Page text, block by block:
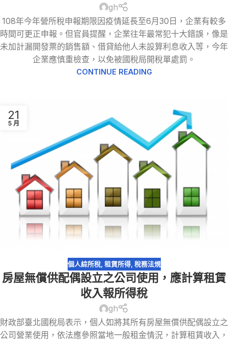
gh
108年今年營所稅申報期限因疫情延長至6月30日，企業有較多
時間可更正申報。但官員提醒，企業往年最常犯十大錯誤，像是
未加計漏開發票的銷售額、借貸給他人未設算利息收入等，今年
企業應慎重檢查，以免被國稅局開稅單處罰。
CONTINUE READING
21
5 月
個人綜所稅, 租賃所得, 稅務法規
房屋無償供配偶設立之公司使用，應計算租賃
收入報所得稅
gh
財政部臺北國稅局表示，個人如將其所有房屋無償供配偶設立之
公司營業使用，依法應參照當地一般租金情況，計算租賃收入，